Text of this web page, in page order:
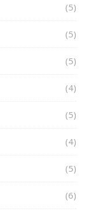
(5)
(5)
(5)
(4)
(5)
(4)
(5)
(6)